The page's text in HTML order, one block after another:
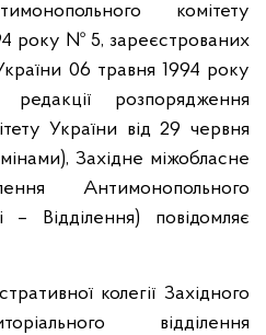
комітету
року № 5, зареєстрованих
06 травня 1994 року
розпорядження
України від 29 червня
Західне міжобласне
Антимонопольного
– Відділення) повідомляє
колегії Західного
відділення